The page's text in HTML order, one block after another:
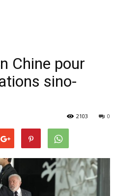
Chine pour
sino-
0
2103